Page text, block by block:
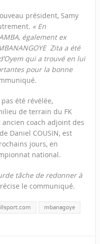
président, Samy
« En
également ex
Zita a été
qui a trouvé en lui
pour la bonne
été révélée,
de terrain du FK
coach adjoint des
Daniel COUSIN, est
jours, en
national.
tâche de redonner à
le communiqué.
mbanagoye